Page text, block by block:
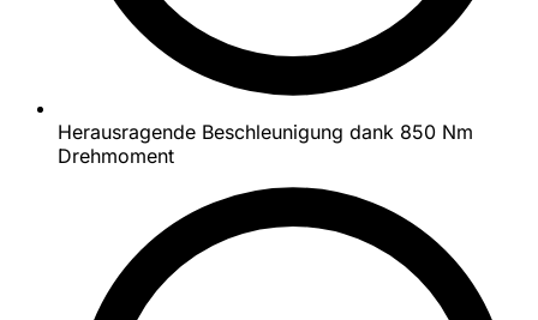
Herausragende Beschleunigung dank 850 Nm
Drehmoment